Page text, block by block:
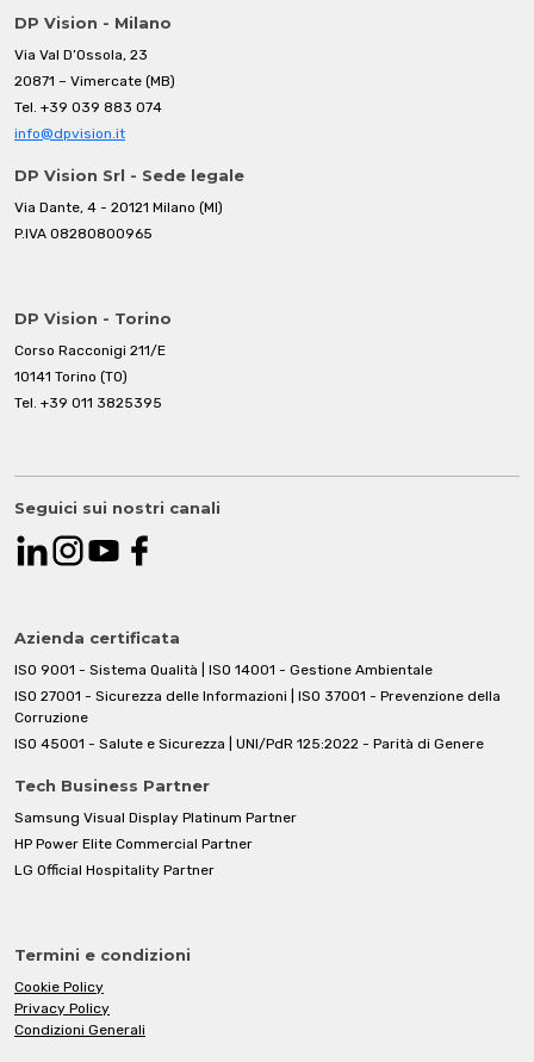
DP Vision - Milano
Via Val D’Ossola, 23
20871 – Vimercate (MB)
Tel. +39 039 883 074
info@dpvision.it
DP Vision Srl - Sede legale
Via Dante, 4 - 20121 Milano (MI)
P.IVA 08280800965
DP Vision - Torino
Corso Racconigi 211/E
10141 Torino (TO)
Tel. +39 011 3825395
Azienda certificata
ISO 9001 - Sistema Qualità | ISO 14001 - Gestione Ambientale
ISO 27001 - Sicurezza delle Informazioni | ISO 37001 - Prevenzione della
Corruzione
ISO 45001 - Salute e Sicurezza | UNI/PdR 125:2022 - Parità di Genere
Tech Business Partner
Samsung Visual Display Platinum Partner
HP Power Elite Commercial Partner
LG Official Hospitality Partner
Seguici sui nostri canali
Termini e condizioni
Cookie Policy
Privacy Policy
Condizioni Generali